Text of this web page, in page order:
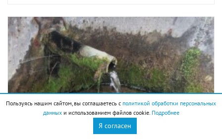
Пользуясь нашим сайтом, вы соглашаетесь с политикой обработки персональных
данныхи использованием файлов cookie. Подробнее
Я согласен